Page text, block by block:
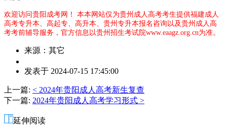
欢迎访问贵阳成考网！ 本本网站仅为贵州成人高考考生提供福建成人
高考专升本、高起专、高升本、贵州专升本报名咨询以及贵州成人高
考考前辅导服务，官方信息以贵州招生考试院www.eaagz.org.cn为准。
来源：其它
者：
老
师
发表于 2024-07-15 17:45:00
上一篇: < 2024年贵阳成人高考新生复查
下一篇: 2024年贵阳成人高考学习形式 >
延伸阅读